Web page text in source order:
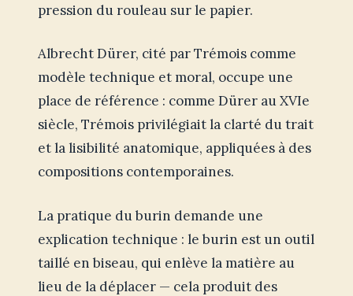
pression du rouleau sur le papier.
Albrecht Dürer, cité par Trémois comme
modèle technique et moral, occupe une
place de référence : comme Dürer au XVIe
siècle, Trémois privilégiait la clarté du trait
et la lisibilité anatomique, appliquées à des
compositions contemporaines.
La pratique du burin demande une
explication technique : le burin est un outil
taillé en biseau, qui enlève la matière au
lieu de la déplacer — cela produit des